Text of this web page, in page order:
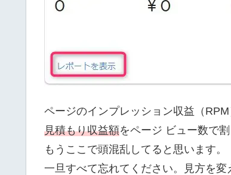
ページのインプレッション収益（RPM
見積もり収益額をページ ビュー数で
もうここで頭混乱してると思います。
一旦すべて忘れてください。見方を変